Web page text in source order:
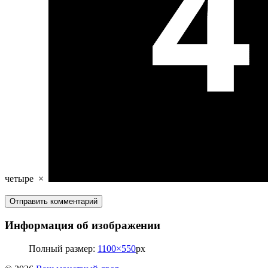
четыре ×
Информация об изображении
Полный размер: 1100×550px